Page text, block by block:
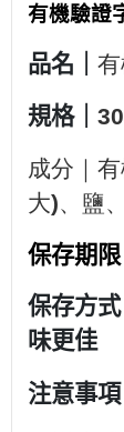
有機驗證
品名｜
規格｜
成分｜
大)、鹽
保存期限
保存方式
味更佳
注意事項